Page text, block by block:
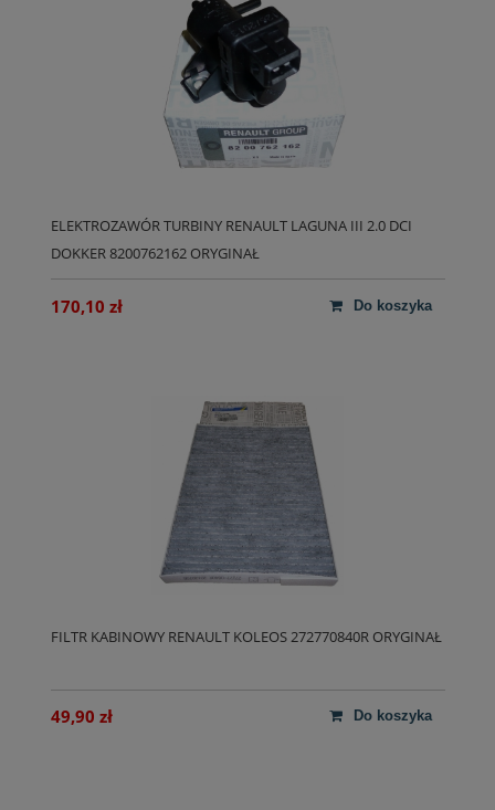
ELEKTROZAWÓR TURBINY RENAULT LAGUNA III 2.0 DCI
DOKKER 8200762162 ORYGINAŁ
170,10 zł do koszyka
FILTR KABINOWY RENAULT KOLEOS 272770840R ORYGINAŁ
49,90 zł do koszyka